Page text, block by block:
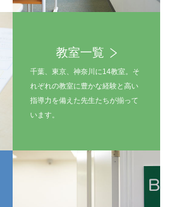
教室一覧
千葉、東京、神奈川に14教室。そ
れぞれの教室に豊かな経験と高い
指導力を備えた先生たちが揃って
います。